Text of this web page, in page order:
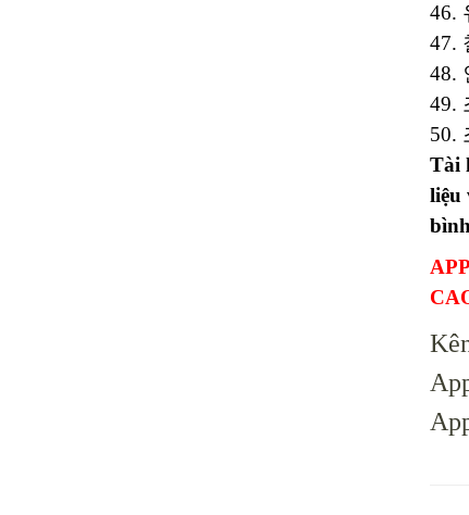
46.
47.
48.
49.
50.
Tài
liệu